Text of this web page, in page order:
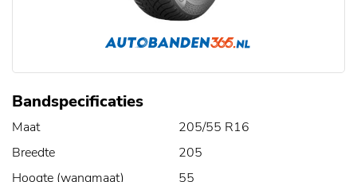
Bandspecificaties
Maat
205/55 R16
Breedte
205
Hoogte (wangmaat)
55